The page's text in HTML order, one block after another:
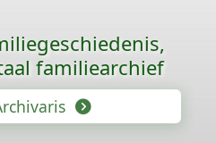
familiearchief